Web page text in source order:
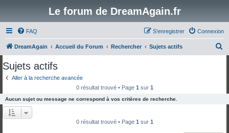
Le forum de DreamAgain.fr
FAQ Connexion
S’enregistrer
DreamAgain Accueil du Forum Rechercher Sujets actifs
Sujets actifs
Aller à la recherche avancée
0 résultat trouvé • Page 1 sur 1
Aucun sujet ou message ne correspond à vos critères de recherche.
0 résultat trouvé • Page 1 sur 1